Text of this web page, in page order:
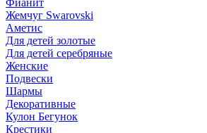
Фианит
Жемчуг Swarovski
Аметис
Для детей золотые
Для детей серебряные
Женские
Подвески
Шармы
Декоративные
Кулон Бегунок
Крестики